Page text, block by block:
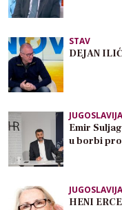
STAV
DEJAN
JUGOSLAVIJA
Emir
u borbi
JUGOSLAVIJA
HENI